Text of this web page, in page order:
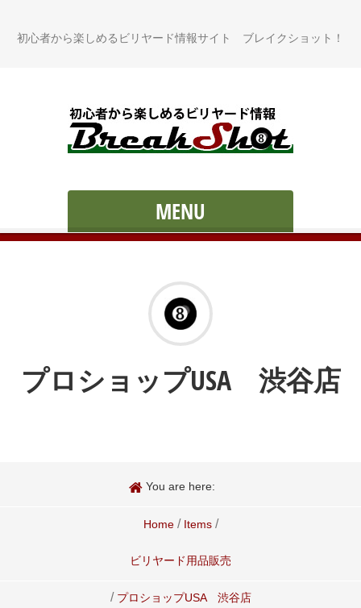
初心者から楽しめるビリヤード情報サイト ブレイクショット！
MENU
プロショップUSA 渋谷店
You are here:
Home / Items /
ビリヤード用品販売
/ プロショップUSA 渋谷店